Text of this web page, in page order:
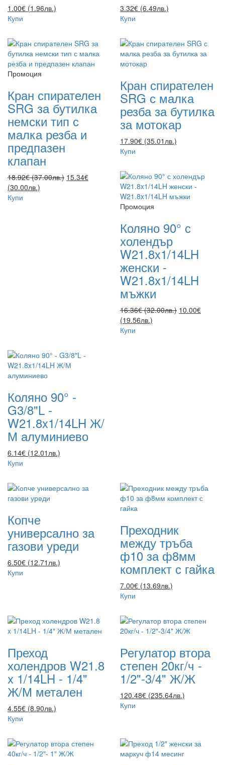
1.00€ (1.96лв.)
Купи
3.32€ (6.49лв.)
Купи
Промоция
Кран спирателен
SRG за бутилка
немски тип с
малка резба и
предпазен
клапан
18.92€ (37.00лв.) 15.34€
(30.00лв.)
Купи
Кран спирателен
SRG с малка
резба за бутилка
за мотокар
17.90€ (35.01лв.)
Купи
Промоция
Коляно 90° с
холендър
W21.8x1/14LH
женски -
W21.8x1/14LH
мъжки
16.36€ (32.00лв.) 10.00€
(19.56лв.)
Купи
Коляно 90° -
G3/8"L -
W21.8x1/14LH Ж/
М алуминиево
6.14€ (12.01лв.)
Купи
Копче
универсално за
газови уреди
6.50€ (12.71лв.)
Купи
Преходник
между тръба
ф10 за ф8мм
комплект с гайка
7.00€ (13.69лв.)
Купи
Преход
холендров W21.8
x 1/14LH - 1/4"
Ж/М метален
4.55€ (8.90лв.)
Купи
Регулатор втора
степен 20кг/ч -
1/2"-3/4" Ж/Ж
120.48€ (235.64лв.)
Купи